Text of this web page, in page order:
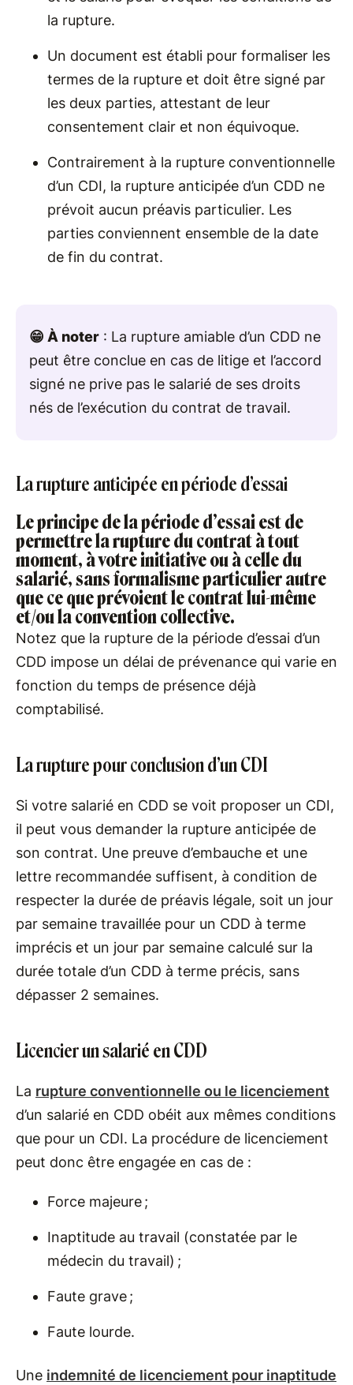
la rupture.
Un document est établi pour formaliser les
termes de la rupture et doit être signé par
les deux parties, attestant de leur
consentement clair et non équivoque.
Contrairement à la rupture conventionnelle
d’un CDI, la rupture anticipée d’un CDD ne
prévoit aucun préavis particulier. Les
parties conviennent ensemble de la date
de fin du contrat.
😁 À noter : La rupture amiable d’un CDD ne
peut être conclue en cas de litige et l’accord
signé ne prive pas le salarié de ses droits
nés de l’exécution du contrat de travail.
La rupture anticipée en période d’essai
Le principe de la période d’essai est de
permettre la rupture du contrat à tout
moment, à votre initiative ou à celle du
salarié, sans formalisme particulier autre
que ce que prévoient le contrat lui-même
et/ou la convention collective.
Notez que la rupture de la période d’essai d’un
CDD impose un délai de prévenance qui varie en
fonction du temps de présence déjà
comptabilisé.
La rupture pour conclusion d’un CDI
Si votre salarié en CDD se voit proposer un CDI,
il peut vous demander la rupture anticipée de
son contrat. Une preuve d’embauche et une
lettre recommandée suffisent, à condition de
respecter la durée de préavis légale, soit un jour
par semaine travaillée pour un CDD à terme
imprécis et un jour par semaine calculé sur la
durée totale d’un CDD à terme précis, sans
dépasser 2 semaines.
Licencier un salarié en CDD
La rupture conventionnelle ou le licenciement
d’un salarié en CDD obéit aux mêmes conditions
que pour un CDI. La procédure de licenciement
peut donc être engagée en cas de :
Force majeure ;
Inaptitude au travail (constatée par le
médecin du travail) ;
Faute grave ;
Faute lourde.
Une indemnité de licenciement pour inaptitude